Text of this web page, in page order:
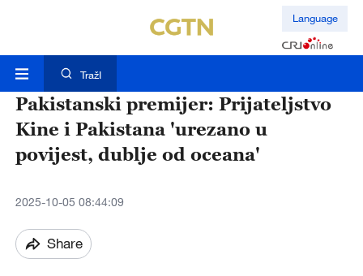
Language
TražI
Pakistanski premijer: Prijateljstvo
Kine i Pakistana 'urezano u
povijest, dublje od oceana'
2025-10-05 08:44:09
Share